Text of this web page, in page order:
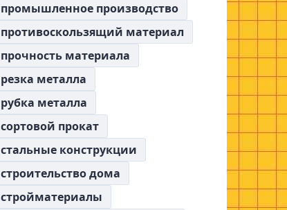
промышленное производство
противоскользящий материал
прочность материала
резка металла
рубка металла
сортовой прокат
стальные конструкции
строительство дома
стройматериалы